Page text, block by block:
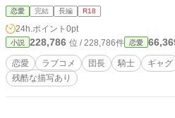
て………そして………「手垢を舐めたいな！
でしょっ！？」初恋相手が気持ち悪い言動
は違い、初めて恋に落ちたヒーローはどこ
初恋✕初恋のほのぼのラブ？ギャグ？スト
恋愛 完結 長編 R18
24h.ポイント 0pt
小説 228,786 位 / 228,786件 恋愛
恋愛 ラブコメ 団長 騎士 ギャグ
残酷な描写あり